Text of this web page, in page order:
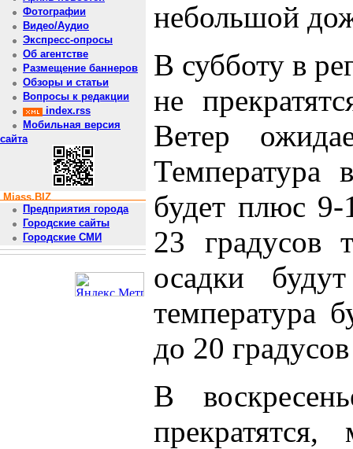
Фотографии
Видео/Аудио
Экспресс-опросы
Об агентстве
Размещение баннеров
Обзоры и статьи
Вопросы к редакции
index.rss
Мобильная версия
сайта
Miass.BIZ
Предприятия города
Городские сайты
Городские СМИ
небольшой
В субботу в
не
Ветер
Температура
будет плюс
23 градусов
осадки
температура
до 20
В